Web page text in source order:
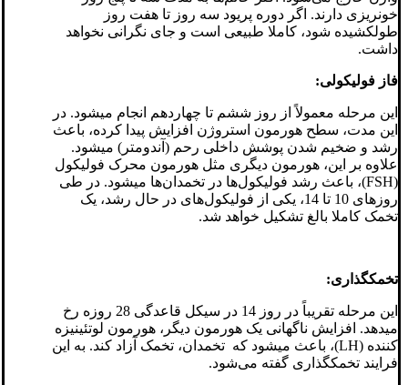
خونریزی دارند. اگر دوره پریود سه روز تا هفت روز
طولکشیده شود، کاملا طبیعی است و جای نگرانی نخواهد
داشت.
فاز فولیکولی:
این مرحله معمولاً از روز ششم تا چهاردهم انجام میشود. در
این مدت، سطح هورمون استروژن افزایش پیدا کرده، باعث
رشد و ضخیم شدن پوشش داخلی رحم (آندومتر) میشود.
علاوه بر این، هورمون دیگری مثل هورمون محرک فولیکول
(FSH)، باعث رشد فولیکول‌ها در تخمدان‌ها میشود. در طی
روزهای 10 تا 14، یکی از فولیکول‌های در حال رشد، یک
تخمک کاملا بالغ تشکیل خواهد شد.
تخمکگذاری:
این مرحله تقریباً در روز 14 در سیکل قاعدگی 28 روزه رخ
میدهد. افزایش ناگهانی یک هورمون دیگر، هورمون لوتئینیزه
کننده (LH)، باعث میشود که تخمدان، تخمک آزاد کند. به این
فرایند تخمکگذاری گفته می‌شود.